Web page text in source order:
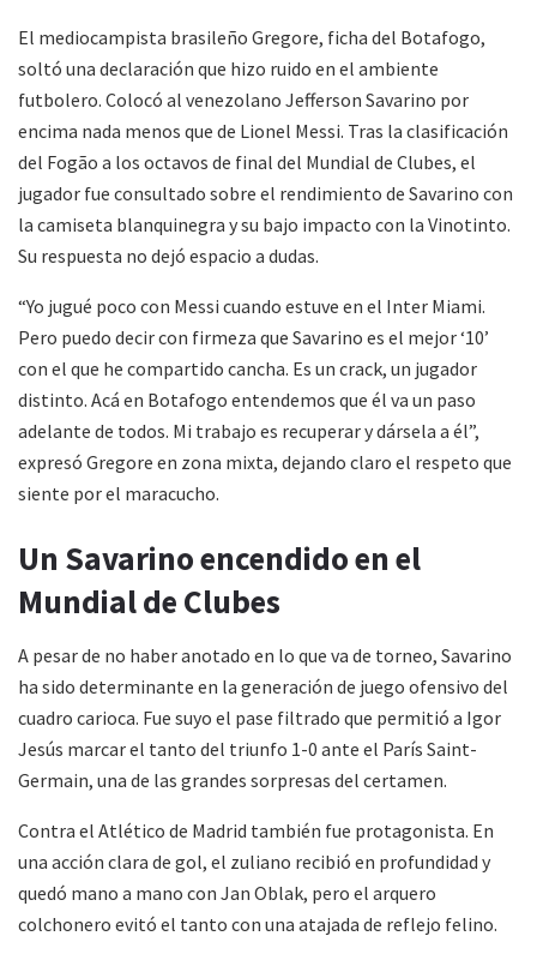
El mediocampista brasileño Gregore, ficha del Botafogo,
soltó una declaración que hizo ruido en el ambiente
futbolero. Colocó al venezolano Jefferson Savarino por
encima nada menos que de Lionel Messi. Tras la clasificación
del Fogão a los octavos de final del Mundial de Clubes, el
jugador fue consultado sobre el rendimiento de Savarino con
la camiseta blanquinegra y su bajo impacto con la Vinotinto.
Su respuesta no dejó espacio a dudas.
“Yo jugué poco con Messi cuando estuve en el Inter Miami.
Pero puedo decir con firmeza que Savarino es el mejor ‘10’
con el que he compartido cancha. Es un crack, un jugador
distinto. Acá en Botafogo entendemos que él va un paso
adelante de todos. Mi trabajo es recuperar y dársela a él”,
expresó Gregore en zona mixta, dejando claro el respeto que
siente por el maracucho.
Un Savarino encendido en el
Mundial de Clubes
A pesar de no haber anotado en lo que va de torneo, Savarino
ha sido determinante en la generación de juego ofensivo del
cuadro carioca. Fue suyo el pase filtrado que permitió a Igor
Jesús marcar el tanto del triunfo 1-0 ante el París Saint-
Germain, una de las grandes sorpresas del certamen.
Contra el Atlético de Madrid también fue protagonista. En
una acción clara de gol, el zuliano recibió en profundidad y
quedó mano a mano con Jan Oblak, pero el arquero
colchonero evitó el tanto con una atajada de reflejo felino.